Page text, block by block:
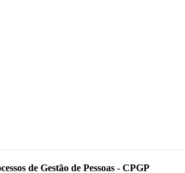
de Gestão de Pessoas - CPGP